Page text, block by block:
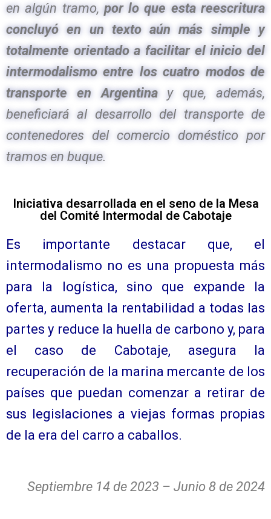
en algún tramo,por lo que esta reescritura
concluyó en un texto aún más simple y
totalmente orientado a facilitar el inicio del
intermodalismo entre los cuatro modos de
transporte en Argentina y que, además,
beneficiará al desarrollo del transporte de
contenedores del comercio doméstico por
tramos en buque.
Iniciativa desarrollada en el seno de la Mesa
del Comité Intermodal de Cabotaje
Es importante destacar que, el
intermodalismo no es una propuesta más
para la logística, sino que expande la
oferta, aumenta la rentabilidad a todas las
partes y reduce la huella de carbono y, para
el caso de Cabotaje, asegura la
recuperación de la marina mercante de los
países que puedan comenzar a retirar de
sus legislaciones a viejas formas propias
de la era del carro a caballos.
Septiembre 14 de 2023 – Junio 8 de 2024